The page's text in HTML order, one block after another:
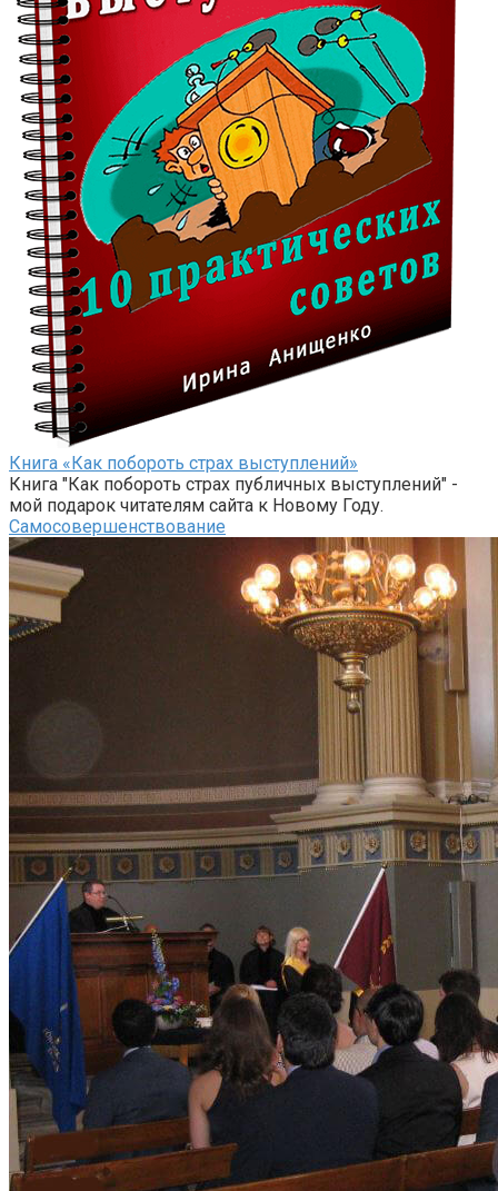
Книга «Как побороть страх выступлений»
Книга "Как побороть страх публичных выступлений" -
мой подарок читателям сайта к Новому Году.
Самосовершенствование